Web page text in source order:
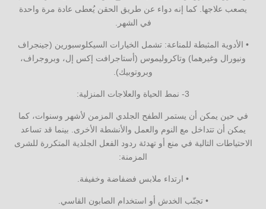
يصعب علاجها. كما إنه دواء عن طريق الحقن يُعطى عادة مرة واحدة
في الشهر.
• الأدوية المثبطة للمناعة: تشمل الخيارات السيكلوسبورين (جينجراف
ونيورال وغيرهما) وتاكروليموس (أستاجرافت إكس إل، وبروجراف،
وبروتوبيك).
3- نمط الحياة والعلاجات المنزلية:
في حين يمكن أن يستمر الطفح الجلدي المزمن لأشهر وسنوات، كما
يمكن أن تتداخل مع النوم والعمل والأنشطة الأخرى. بينما قد تساعد
الاحتياطات التالية في منع أو تهدئة ردود الفعل الجلدية المتكررة للشرى
المزمنة:
• ارتداء ملابس فضفاضة وخفيفة.
• تجنّب الخدش أو استخدام الصابون القاسي.